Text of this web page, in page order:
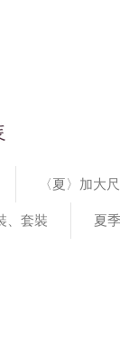
〈夏〉加大
、套裝 夏